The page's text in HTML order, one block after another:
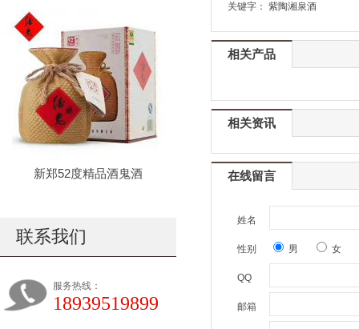
新郑52度精品酒鬼酒
联系我们
服务热线：
18939519899
关键字： 紫陶湘泉酒
相关产品
相关资讯
在线留言
姓名
性别 男 女
QQ
邮箱